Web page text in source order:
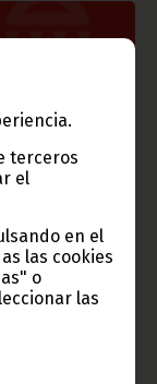
terceros
el
en el
las cookies
o
las